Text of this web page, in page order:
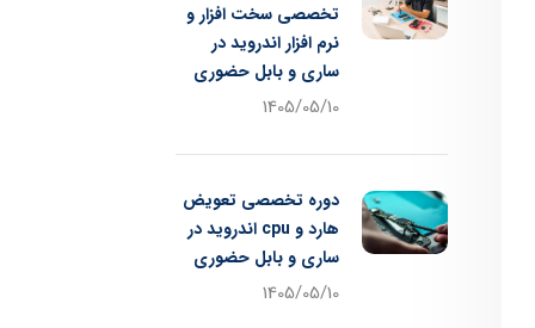
تخصصی سخت افزار و
نرم افزار اندروید در
ساری و بابل حضوری
1405/05/10
دوره تخصصی تعویض
هارد و cpu اندروید در
ساری و بابل حضوری
1405/05/10